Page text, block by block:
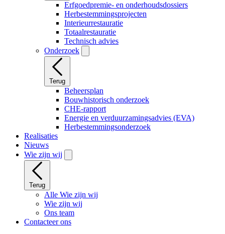
Erfgoedpremie- en onderhoudsdossiers
Herbestemmingsprojecten
Interieurrestauratie
Totaalrestauratie
Technisch advies
Onderzoek
Terug
Beheersplan
Bouwhistorisch onderzoek
CHE-rapport
Energie en verduurzamingsadvies (EVA)
Herbestemmingsonderzoek
Realisaties
Nieuws
Wie zijn wij
Terug
Alle Wie zijn wij
Wie zijn wij
Ons team
Contacteer ons